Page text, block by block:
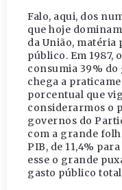
Falo, aqui, dos
que hoje
da União, matéria
público. Em 1987,
consumia 39% do
chega a
porcentual que
considerarmos o
governos do
com a grande
PIB, de 11,4%
esse o grande
gasto público